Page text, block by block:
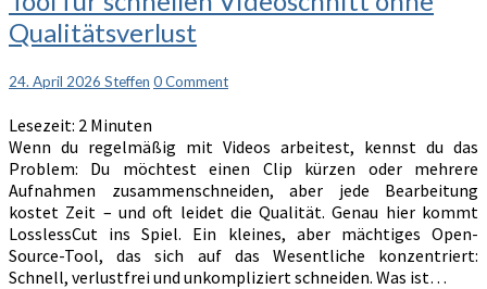
LosslessCut
–
Das
perfekte
Tool
für
schnellen
Videoschnitt
ohne
Qualitätsverlust
Qualitätsverlust
24. April 2026 Steffen Comments
0 Comment
Lesezeit: 2 Minuten
Wenn du regelmäßig mit Videos arbeitest, kennst du das
Problem: Du möchtest einen Clip kürzen oder mehrere
Aufnahmen zusammenschneiden, aber jede Bearbeitung
kostet Zeit – und oft leidet die Qualität. Genau hier kommt
LosslessCut ins Spiel. Ein kleines, aber mächtiges Open-
Source-Tool, das sich auf das Wesentliche konzentriert:
Schnell, verlustfrei und unkompliziert schneiden. Was ist…